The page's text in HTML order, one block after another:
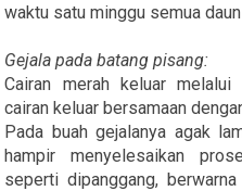
waktu satu minggu semua
Gejala pada batang pisang:
Cairan merah keluar melalui
cairan keluar bersamaan
Pada buah gejalanya agak
hampir menyelesaikan
seperti dipanggang,